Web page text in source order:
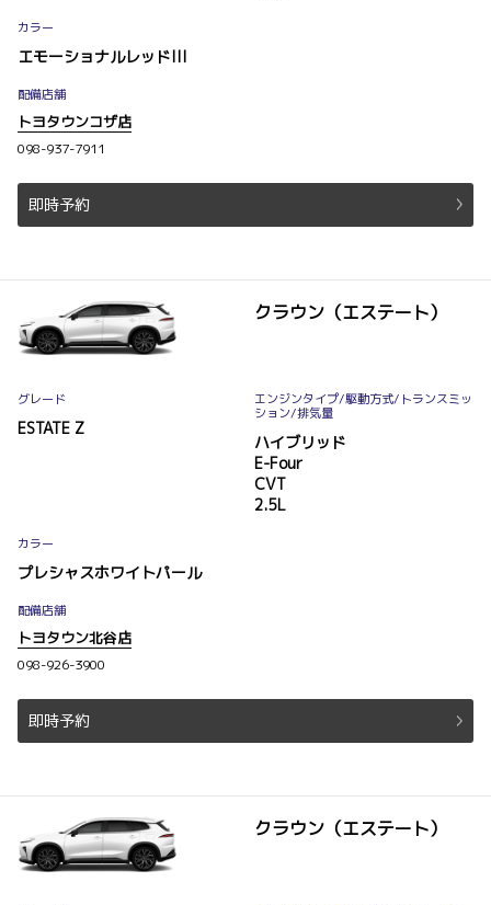
カラー
エモーショナルレッドIII
配備店舗
トヨタウンコザ店
098-937-7911
即時予約
クラウン（エステート）
グレード
ESTATE Z
エンジンタイプ/駆動方式/ トランスミッ
ション/排気量
ハイブリッド
E-Four
CVT
2.5L
カラー
プレシャスホワイトパール
配備店舗
トヨタウン北谷店
098-926-3900
即時予約
クラウン（エステート）